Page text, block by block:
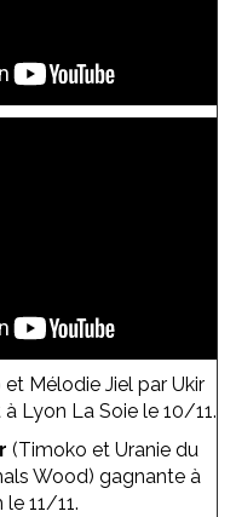
Mélodie Jiel par Ukir
Lyon La Soie le 10/11.
(Timoko et Uranie du
Wood) gagnante à
le 11/11.